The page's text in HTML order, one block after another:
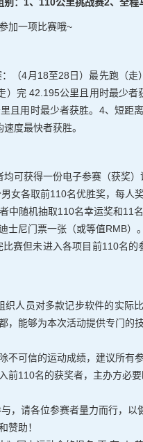
加一项比赛哦~
（4月18至28日）最先跑（
）完 42.195公里且用时最少
且用时最少者获胜。4、短距
度最快者获胜。
可获得一份电子参赛（获奖）
各取前110名优胜奖，每人奖
随机抽取110名幸运奖和11
士尼门票一张（或等值RMB）。
但未进入各项目前110名的
织人员对多款记步软件的实际
，能够为本次活动提供专门的
可信的运动成绩，建议所有
前110名的获奖者，主办方必要
请各位参赛者量力而行，以
赞助！